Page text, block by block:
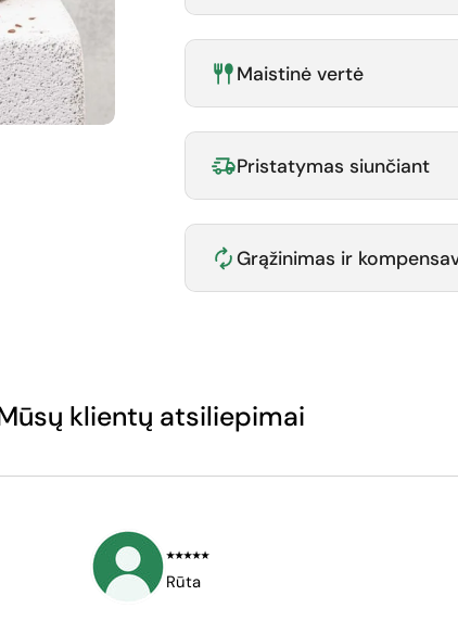
Maistinė vertė
Pristatymas siunčiant
Grąžinimas ir
klientų atsiliepimai
⭑⭑⭑⭑⭑
Rūta